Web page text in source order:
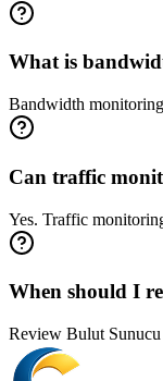
What is
Bandwidth monitoring
Can traffic
Yes. Traffic
When should I
Review Bulut Sunucu